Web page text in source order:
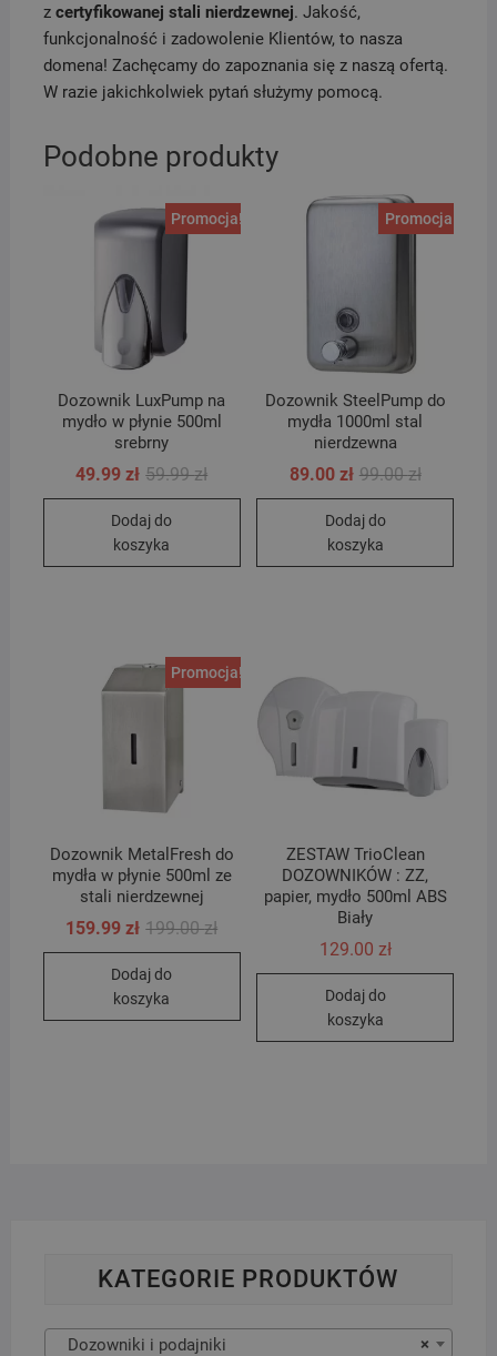
z certyfikowanej stali nierdzewnej. Jakość,
funkcjonalność i zadowolenie Klientów, to nasza
domena! Zachęcamy do zapoznania się z naszą ofertą.
W razie jakichkolwiek pytań służymy pomocą.
Podobne produkty
Promocja!
Dozownik LuxPump na
mydło w płynie 500ml
srebrny
59.99złPierwotna
49.99zł
Aktualna
Dodaj do
koszyka
Promocja!
Dozownik SteelPump do
mydła 1000ml stal
nierdzewna
99.00złPierwotna
89.00 zł
Aktualna
Dodaj do
koszyka
Promocja!
Dozownik MetalFresh do
mydła w płynie 500ml ze
stali nierdzewnej
199.00złPierwotna
199.00 zł.
159.99zł
Aktualna
159.99 zł.
Dodaj do
koszyka
ZESTAW TrioClean
DOZOWNIKÓW : ZZ,
papier, mydło 500ml ABS
Biały
129.00 zł
Dodaj do
koszyka
KATEGORIE PRODUKTÓW
×
Dozowniki i podajniki